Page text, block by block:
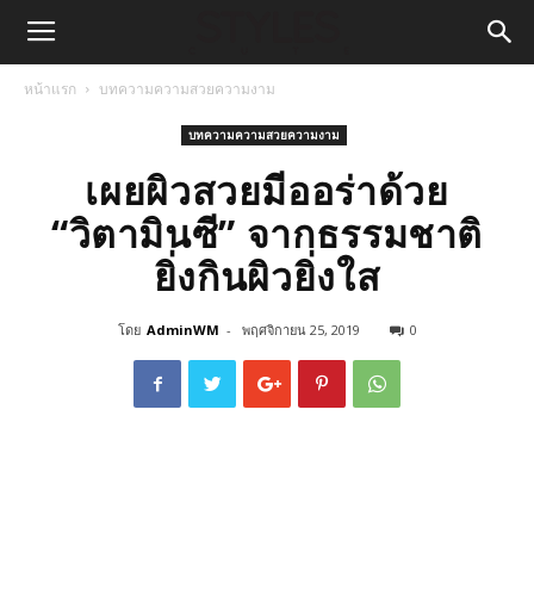
หน้าแรก บทความความสวยความงาม
บทความความสวยความงาม
เผยผิวสวยมีออร่าด้วย
“วิตามินซี” จากธรรมชาติ
ยิ่งกินผิวยิ่งใส
โดย AdminWM - พฤศจิกายน 25, 2019 0